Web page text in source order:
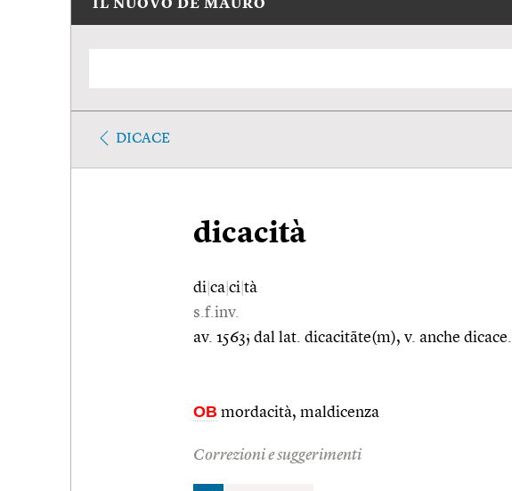
IL NUOVO DE MAURO
DICACE
dicacità
di ca ci tà
s.f.inv.
av. 1563; dal lat. dicacitāte(m), v. anche dicace.
OB mordacità, maldicenza
Correzioni e suggerimenti